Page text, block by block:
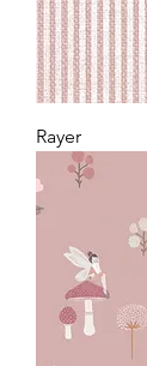
Rayer